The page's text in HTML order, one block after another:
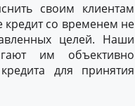
своим клиентам
кредит со временем не
целей. Наши
им объективно
для принятия